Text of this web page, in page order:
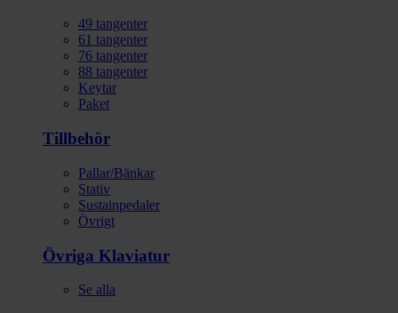
49 tangenter
61 tangenter
76 tangenter
88 tangenter
Keytar
Paket
Tillbehör
Pallar/Bänkar
Stativ
Sustainpedaler
Övrigt
Övriga Klaviatur
Se alla